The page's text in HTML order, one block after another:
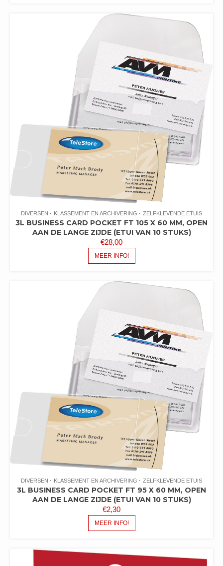
DIVERSEN KLASSEMENT EN ARCHIVERING ZELFKLEVENDE ETUIS
3L BUSINESS CARD POCKET FT 105 X 60 MM, OPEN
AAN DE LANGE ZIJDE (ETUI VAN 10 STUKS)
€28,00
MEER INFO!
DIVERSEN KLASSEMENT EN ARCHIVERING ZELFKLEVENDE ETUIS
3L BUSINESS CARD POCKET FT 95 X 60 MM, OPEN
AAN DE LANGE ZIJDE (ETUI VAN 10 STUKS)
€2,30
MEER INFO!